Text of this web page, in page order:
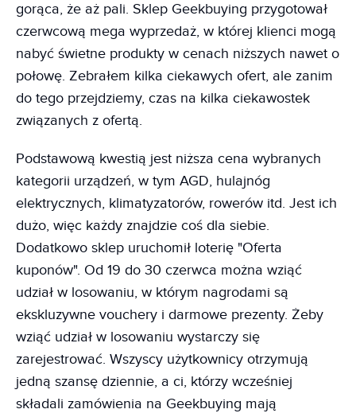
gorąca, że aż pali. Sklep Geekbuying przygotował
czerwcową mega wyprzedaż, w której klienci mogą
nabyć świetne produkty w cenach niższych nawet o
połowę. Zebrałem kilka ciekawych ofert, ale zanim
do tego przejdziemy, czas na kilka ciekawostek
związanych z ofertą.
Podstawową kwestią jest niższa cena wybranych
kategorii urządzeń, w tym AGD, hulajnóg
elektrycznych, klimatyzatorów, rowerów itd. Jest ich
dużo, więc każdy znajdzie coś dla siebie.
Dodatkowo sklep uruchomił loterię "Oferta
kuponów". Od 19 do 30 czerwca można wziąć
udział w losowaniu, w którym nagrodami są
ekskluzywne vouchery i darmowe prezenty. Żeby
wziąć udział w losowaniu wystarczy się
zarejestrować. Wszyscy użytkownicy otrzymują
jedną szansę dziennie, a ci, którzy wcześniej
składali zamówienia na Geekbuying mają